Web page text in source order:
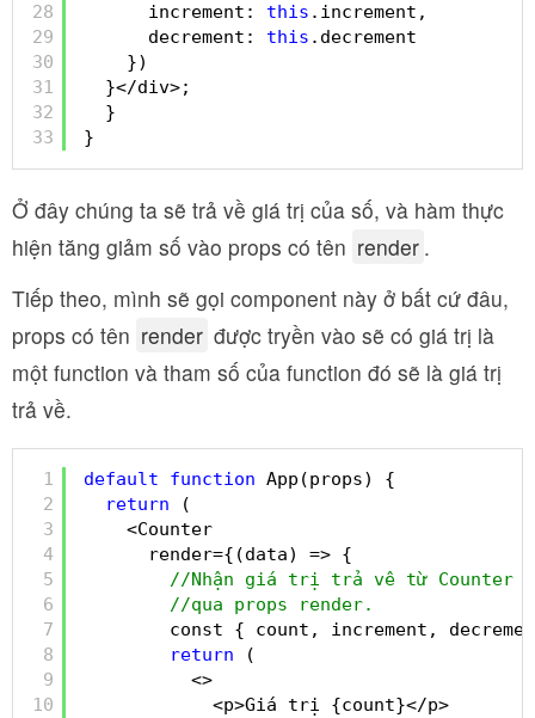
28
29
30
31
32
33
increment: this .increment,
decrement: this .decrement
})
}</div>;
}
}
Ở đây chúng ta sẽ trả về giá trị của số, và hàm thực
hiện tăng giảm số vào props có tên render .
Tiếp theo, mình sẽ gọi component này ở bất cứ đâu,
props có tên render được tryền vào sẽ có giá trị là
một function và tham số của function đó sẽ là giá trị
trả về.
1
2
3
4
5
6
7
8
9
10
default function App(props) {
return
(
<Counter
render={(data) => {
//Nhận giá trị trả vê từ Counter
//qua props render.
const { count, increment,
return
(
<>
<p>Giá trị {count}</p>